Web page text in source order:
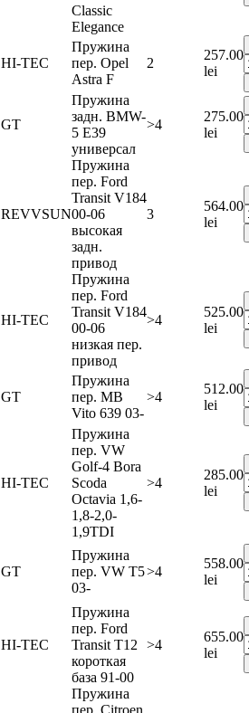
Classic
Elegance
HI-TEC
Пружина
пер. Opel
Astra F
2
257.00
lei
GT
Пружина
задн. BMW-
5 E39
универсал
>4
275.00
lei
REVVSUN
Пружина
пер. Ford
Transit V184
00-06
высокая
задн.
привод
3
564.00
lei
HI-TEC
Пружина
пер. Ford
Transit V184
00-06
низкая пер.
привод
>4
525.00
lei
GT
Пружина
пер. MB
Vito 639 03-
>4
512.00
lei
HI-TEC
Пружина
пер. VW
Golf-4 Bora
Scoda
Octavia 1,6-
1,8-2,0-
1,9TDI
>4
285.00
lei
GT
Пружина
пер. VW T5
03-
>4
558.00
lei
HI-TEC
Пружина
пер. Ford
Transit T12
короткая
база 91-00
>4
655.00
lei
Пружина
пер. Citroen